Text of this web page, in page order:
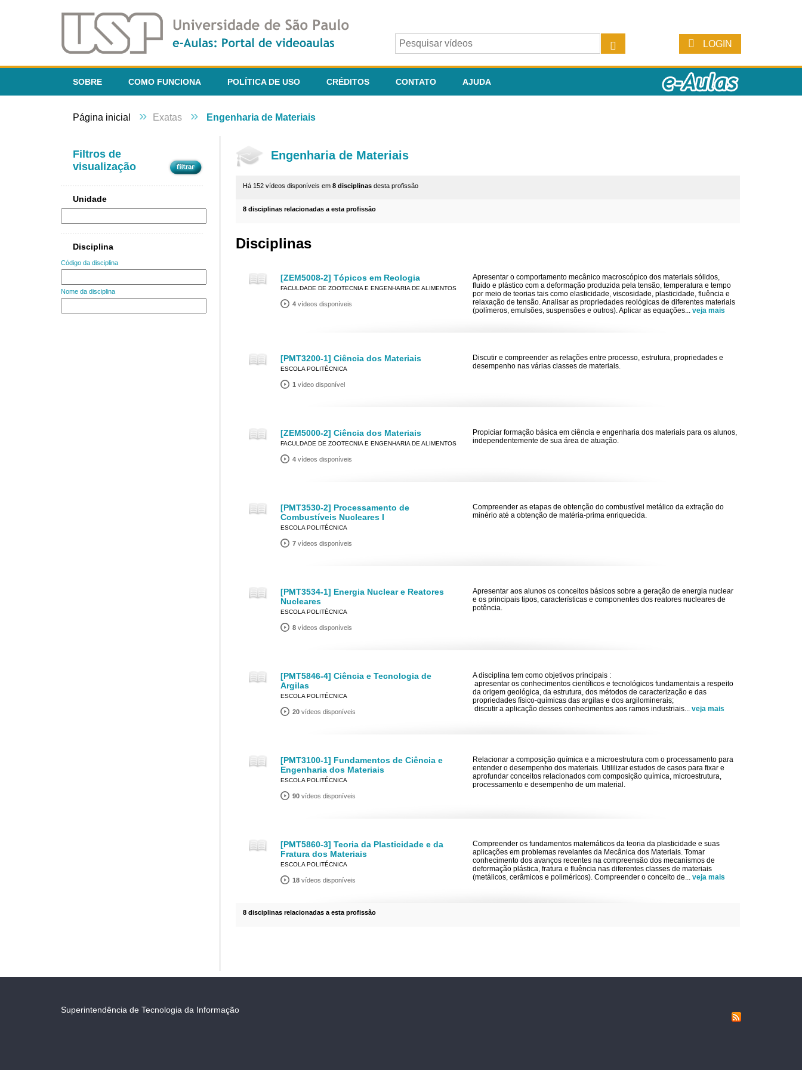
LOGIN
SOBRE COMO FUNCIONA POLÍTICA DE USO CRÉDITOS CONTATO AJUDA
Página inicial » Exatas » Engenharia de Materiais
Filtros de
visualização
Unidade
Disciplina
Código da disciplina
Nome da disciplina
Engenharia de Materiais
Há 152 vídeos disponíveis em 8 disciplinas desta profissão
8 disciplinas relacionadas a esta profissão
Disciplinas
[ZEM5008-2] Tópicos em Reologia
FACULDADE DE ZOOTECNIA E ENGENHARIA DE ALIMENTOS
4 vídeos disponíveis
Apresentar o comportamento mecânico macroscópico dos materiais sólidos,
fluido e plástico com a deformação produzida pela tensão, temperatura e tempo
por meio de teorias tais como elasticidade, viscosidade, plasticidade, fluência e
relaxação de tensão. Analisar as propriedades reológicas de diferentes materiais
(polímeros, emulsões, suspensões e outros). Aplicar as equações... veja mais
[PMT3200-1] Ciência dos Materiais
ESCOLA POLITÉCNICA
1 vídeo disponível
Discutir e compreender as relações entre processo, estrutura, propriedades e
desempenho nas várias classes de materiais.
[ZEM5000-2] Ciência dos Materiais
FACULDADE DE ZOOTECNIA E ENGENHARIA DE ALIMENTOS
4 vídeos disponíveis
Propiciar formação básica em ciência e engenharia dos materiais para os alunos,
independentemente de sua área de atuação.
[PMT3530-2] Processamento de
Combustíveis Nucleares I
ESCOLA POLITÉCNICA
7 vídeos disponíveis
Compreender as etapas de obtenção do combustível metálico da extração do
minério até a obtenção de matéria-prima enriquecida.
[PMT3534-1] Energia Nuclear e Reatores
Nucleares
ESCOLA POLITÉCNICA
8 vídeos disponíveis
Apresentar aos alunos os conceitos básicos sobre a geração de energia nuclear
e os principais tipos, características e componentes dos reatores nucleares de
potência.
[PMT5846-4] Ciência e Tecnologia de
Argilas
ESCOLA POLITÉCNICA
20 vídeos disponíveis
A disciplina tem como objetivos principais :
 apresentar os conhecimentos científicos e tecnológicos fundamentais a respeito
da origem geológica, da estrutura, dos métodos de caracterização e das
propriedades físico-químicas das argilas e dos argilominerais;
 discutir a aplicação desses conhecimentos aos ramos industriais... veja mais
[PMT3100-1] Fundamentos de Ciência e
Engenharia dos Materiais
ESCOLA POLITÉCNICA
90 vídeos disponíveis
Relacionar a composição química e a microestrutura com o processamento para
entender o desempenho dos materiais. Utililizar estudos de casos para fixar e
aprofundar conceitos relacionados com composição química, microestrutura,
processamento e desempenho de um material.
[PMT5860-3] Teoria da Plasticidade e da
Fratura dos Materiais
ESCOLA POLITÉCNICA
18 vídeos disponíveis
Compreender os fundamentos matemáticos da teoria da plasticidade e suas
aplicações em problemas revelantes da Mecânica dos Materiais. Tomar
conhecimento dos avanços recentes na compreensão dos mecanismos de
deformação plástica, fratura e fluência nas diferentes classes de materiais
(metálicos, cerâmicos e poliméricos). Compreender o conceito de... veja mais
8 disciplinas relacionadas a esta profissão
Superintendência de Tecnologia da Informação